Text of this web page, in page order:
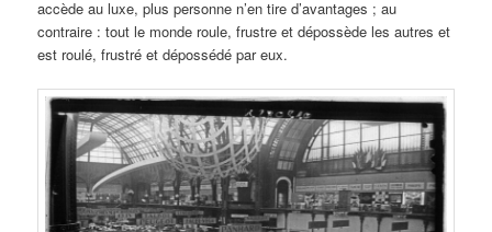
accède au luxe, plus personne n’en tire d’avantages ; au
contraire : tout le monde roule, frustre et dépossède les autres et
est roulé, frustré et dépossédé par eux.